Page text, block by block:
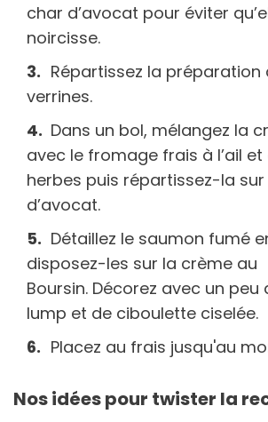
char d’avocat pour éviter
noircisse.
Répartissez la préparation
verrines.
Dans un bol, mélangez la
avec le fromage frais à l’ail et
herbes puis répartissez-la
d’avocat.
Détaillez le saumon fumé
disposez-les sur la crème au
Boursin. Décorez avec un
lump et de ciboulette ciselée.
Placez au frais jusqu'au
Nos idées pour twister la